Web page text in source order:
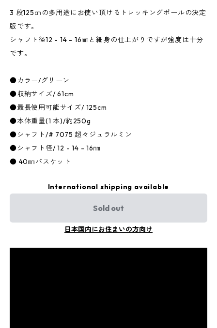
3 段125㎝の多用途にお使い頂けるトレッキングポールの決定
版です。
シャフト径12 - 14 - 16㎜と細身の仕上がりですが強度は十分
です。
●カラー/グリーン
●収納サイズ/ 61cm
●最長使用可能サイズ/ 125cm
●本体重量(1 本)/約250g
●シャフト/# 7075 超々ジュラルミン
●シャフト径/ 12 - 14 - 16㎜
● 40㎜バスケット
International shipping available
Sold out
日本国内にお住まいの方向け